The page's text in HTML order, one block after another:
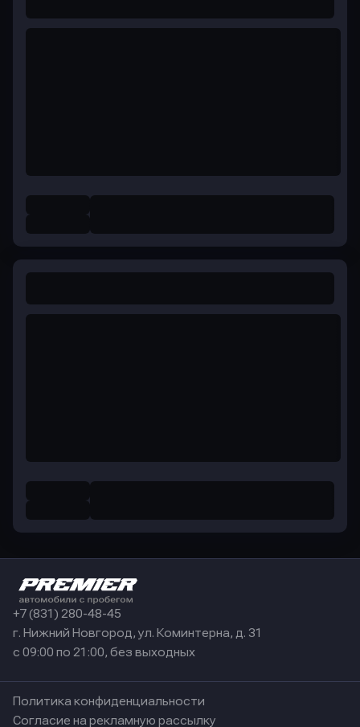
+7 (831) 280-48-45
г. Нижний Новгород, ул. Коминтерна, д. 31
с 09:00 по 21:00, без выходных
Политика конфиденциальности
Согласие на рекламную рассылку